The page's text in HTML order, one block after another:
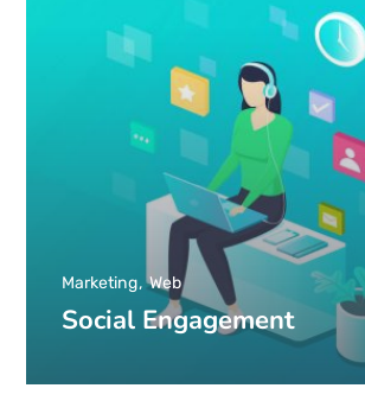
Social Engagement
Marketing Web